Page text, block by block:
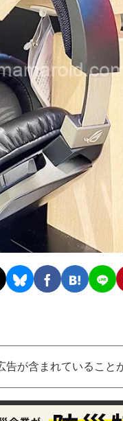
告が含まれていること